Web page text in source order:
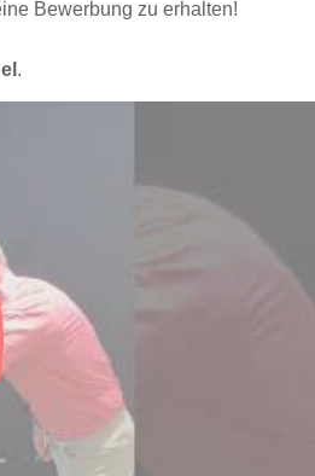
Bewerbung zu erhalten!
.